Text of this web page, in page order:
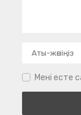
Мені есте